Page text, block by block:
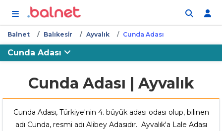
Balnet Balıkesi̇r Ayvalık Cunda Adası
Cunda Adası
Cunda Adası | Ayvalık
Cunda Adası, Türkiye'nin 4. büyük adası odası olup, bilinen
adı Cunda, resmi adı Alibey Adasıdır. Ayvalık'a Lale Adası